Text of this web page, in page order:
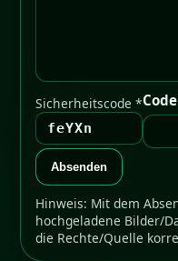
Sicherheitscode *
feYXn
Absenden
Hinweis: Mit dem
hochgeladene Bilder/
die Rechte/Quelle